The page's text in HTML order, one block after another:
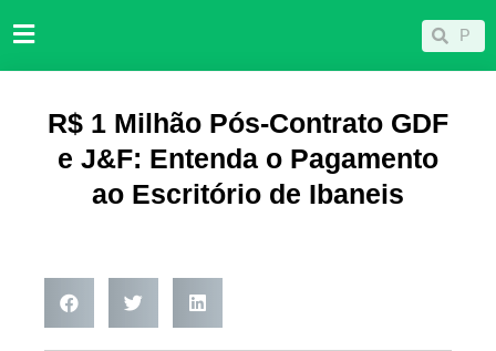
para
Pesquisar
R$ 1 Milhão Pós-Contrato GDF
e J&F: Entenda o Pagamento
ao Escritório de Ibaneis